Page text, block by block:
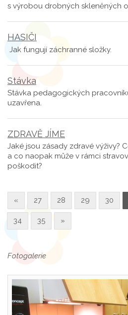
s výrobou drobných skleněných
HASIČI
Jak fungují záchranné složky.
Stávka
Stávka pedagogických
uzavřena.
ZDRAVĚ JÍME
Jaké jsou zásady zdravé výživy?
a co naopak může v rámci
poškodit?
« 27 28 29 30
34 35 »
Fotogalerie